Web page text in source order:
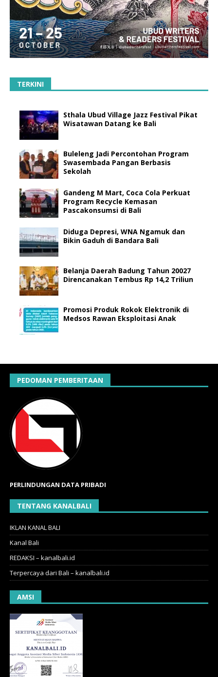
TERKINI
Sthala Ubud Village Jazz Festival Pikat
Wisatawan Datang ke Bali
Buleleng Jadi Percontohan Program
Swasembada Pangan Berbasis
Sekolah
Gandeng M Mart, Coca Cola Perkuat
Program Recycle Kemasan
Pascakonsumsi di Bali
Diduga Depresi, WNA Ngamuk dan
Bikin Gaduh di Bandara Bali
Belanja Daerah Badung Tahun 20027
Direncanakan Tembus Rp 14,2 Triliun
Promosi Produk Rokok Elektronik di
Medsos Rawan Eksploitasi Anak
PEDOMAN PEMBERITAAN
PERLINDUNGAN DATA PRIBADI
TENTANG KANALBALI
IKLAN KANAL BALI
Kanal Bali
REDAKSI – kanalbali.id
Terpercaya dari Bali – kanalbali.id
AMSI